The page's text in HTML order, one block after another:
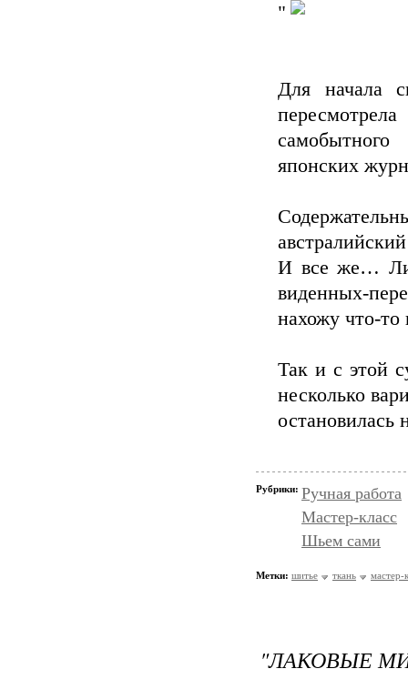
"
Для начала
японских
И все же…
виденных-
нахожу что-то
Так и с этой
несколько
остановилась
Рубрики: Ручная работа
Мастер-класс
Шьем сами
Метки: шитье ткань мастер-
"ЛАКОВЫЕ